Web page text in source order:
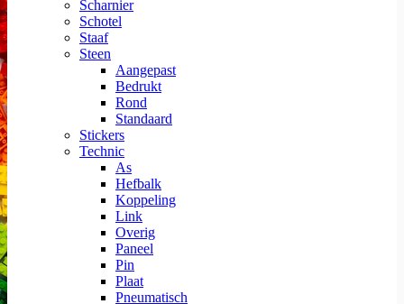
Scharnier
Schotel
Staaf
Steen
Aangepast
Bedrukt
Rond
Standaard
Stickers
Technic
As
Hefbalk
Koppeling
Link
Overig
Paneel
Pin
Plaat
Pneumatisch